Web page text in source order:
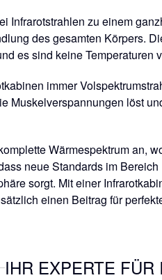
Infrarotstrahlen zu einem
des gesamten Körpers.
es sind keine Temperaturen
immer
Muskelverspannungen löst
Wärmespektrum an,
neue Standards im
sorgt. Mit einer
einen Beitrag für
IHR EXPERTE FÜR